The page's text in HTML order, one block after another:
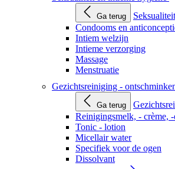
Ga terug
Condooms en
Intiem welzijn
Intieme verzorging
Massage
Menstruatie
Gezichtsreiniging -
Ga terug
Reinigingsmelk, - crème,
Tonic - lotion
Micellair water
Specifiek voor de ogen
Dissolvant